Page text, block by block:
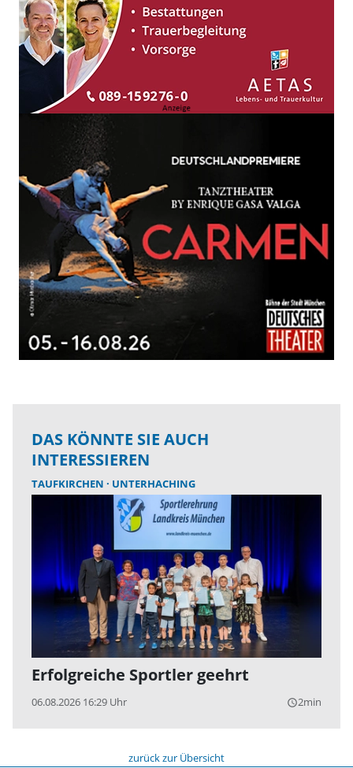
DAS KÖNNTE SIE AUCH
INTERESSIEREN
TAUFKIRCHEN UNTERHACHING
Erfolgreiche Sportler geehrt
06.08.2026 16:29 Uhr query_builder2min
zurück zur Übersicht